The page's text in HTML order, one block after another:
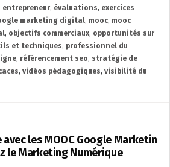
entrepreneur, évaluations, exercices
marketing digital, mooc, mooc
, objectifs commerciaux, opportunités sur
et techniques, professionnel du
, référencement seo, stratégie de
, vidéos pédagogiques, visibilité du
les MOOC Google Marketin
le Marketing Numérique